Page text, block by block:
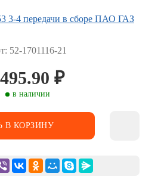
52-1701116-21
₽
в наличии
В КОРЗИНУ